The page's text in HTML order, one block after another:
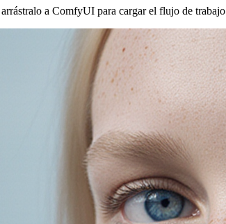
a ComfyUI para cargar el flujo de